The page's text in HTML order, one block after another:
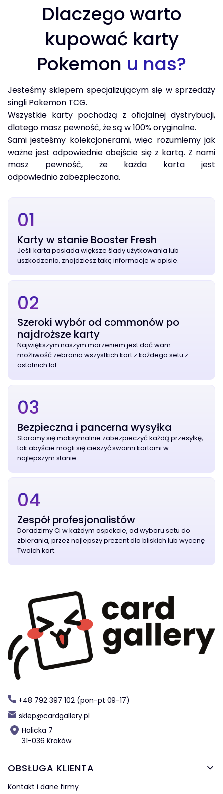
Dlaczego warto
kupować karty
Pokemon u nas?
Jesteśmy sklepem specjalizującym się w sprzedaży
singli Pokemon TCG.
Wszystkie karty pochodzą z oficjalnej dystrybucji,
dlatego masz pewność, że są w 100% oryginalne.
Sami jesteśmy kolekcjonerami, więc rozumiemy jak
ważne jest odpowiednie obejście się z kartą. Z nami
masz pewność, że każda karta jest
odpowiednio zabezpieczona.
01
Karty w stanie Booster Fresh
Jeśli karta posiada większe ślady użytkowania lub
uszkodzenia, znajdziesz taką informacje w opisie.
02
Szeroki wybór od commonów po
najdroższe karty
Największym naszym marzeniem jest dać wam
możliwość zebrania wszystkich kart z każdego setu z
ostatnich lat.
03
Bezpieczna i pancerna wysyłka
Staramy się maksymalnie zabezpieczyć każdą przesyłkę,
tak abyście mogli się cieszyć swoimi kartami w
najlepszym stanie.
04
Zespół profesjonalistów
Doradzimy Ci w każdym aspekcie, od wyboru setu do
zbierania, przez najlepszy prezent dla bliskich lub wycenę
Twoich kart.
+48 792 397 102 (pon-pt 09-17)
sklep@cardgallery.pl
Halicka 7
31-036 Kraków
Linki w stopce
OBSŁUGA KLIENTA
Kontakt i dane firmy